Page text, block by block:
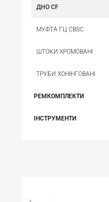
ДНО CF
МУФТА ГЦ CBSС
ШТОКИ ХРОМОВАНІ
ТРУБИ ХОНІНГОВАНІ
РЕМКОМПЛЕКТИ
ІНСТРУМЕНТИ